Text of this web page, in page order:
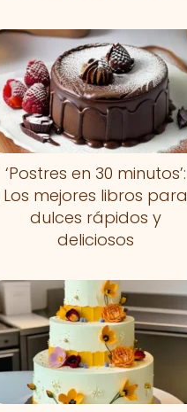
‘Postres en 30 minutos’:
Los mejores libros para
dulces rápidos y
deliciosos